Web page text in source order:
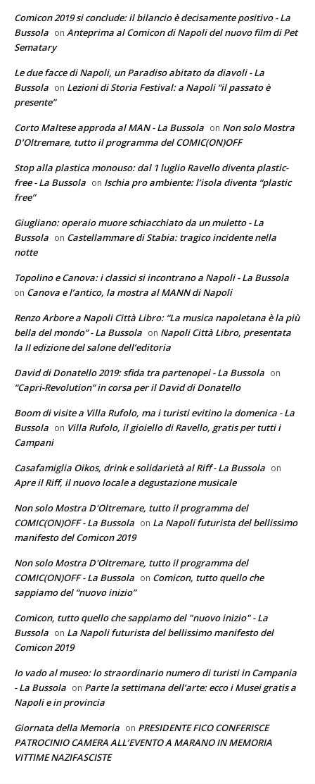
Comicon 2019 si conclude: il bilancio è decisamente positivo - La
Bussola on Anteprima al Comicon di Napoli del nuovo film di Pet
Sematary
Le due facce di Napoli, un Paradiso abitato da diavoli - La
Bussola on Lezioni di Storia Festival: a Napoli “il passato è
presente”
Corto Maltese approda al MAN - La Bussola on Non solo Mostra
D’Oltremare, tutto il programma del COMIC(ON)OFF
Stop alla plastica monouso: dal 1 luglio Ravello diventa plastic-
free - La Bussola on Ischia pro ambiente: l’isola diventa “plastic
free”
Giugliano: operaio muore schiacchiato da un muletto - La
Bussola on Castellammare di Stabia: tragico incidente nella
notte
Topolino e Canova: i classici si incontrano a Napoli - La Bussola
on Canova e l’antico, la mostra al MANN di Napoli
Renzo Arbore a Napoli Città Libro: “La musica napoletana è la più
bella del mondo” - La Bussola on Napoli Città Libro, presentata
la II edizione del salone dell’editoria
David di Donatello 2019: sfida tra partenopei - La Bussola on
“Capri-Revolution” in corsa per il David di Donatello
Boom di visite a Villa Rufolo, ma i turisti evitino la domenica - La
Bussola on Villa Rufolo, il gioiello di Ravello, gratis per tutti i
Campani
Casafamiglia Oikos, drink e solidarietà al Riff - La Bussola on
Apre il Riff, il nuovo locale a degustazione musicale
Non solo Mostra D'Oltremare, tutto il programma del
COMIC(ON)OFF - La Bussola on La Napoli futurista del bellissimo
manifesto del Comicon 2019
Non solo Mostra D'Oltremare, tutto il programma del
COMIC(ON)OFF - La Bussola on Comicon, tutto quello che
sappiamo del “nuovo inizio”
Comicon, tutto quello che sappiamo del "nuovo inizio" - La
Bussola on La Napoli futurista del bellissimo manifesto del
Comicon 2019
Io vado al museo: lo straordinario numero di turisti in Campania
- La Bussola on Parte la settimana dell’arte: ecco i Musei gratis a
Napoli e in provincia
Giornata della Memoria on PRESIDENTE FICO CONFERISCE
PATROCINIO CAMERA ALL’EVENTO A MARANO IN MEMORIA
VITTIME NAZIFASCISTE